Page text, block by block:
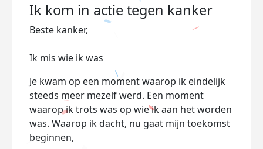
Ik kom in actie tegen kanker
Beste kanker,
Ik mis wie ik was
Je kwam op een moment waarop ik eindelijk
steeds meer mezelf werd. Een moment
waarop ik trots was op wie ik aan het worden
was. Waarop ik dacht, nu gaat mijn toekomst
beginnen,